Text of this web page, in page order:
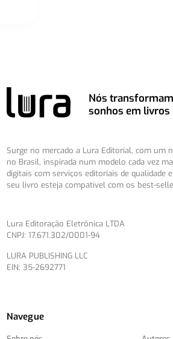
Nós
sonhos em livros
Surge no mercado a Lura Editorial, com um
no Brasil, inspirada num modelo cada vez
digitais com serviços editoriais de qualidade
seu livro esteja compatível com os best-
Lura Editoração Eletrônica LTDA
CNPJ: 17.671.302/0001-94
LURA PUBLISHING LLC
EIN: 35-2692771
Navegue